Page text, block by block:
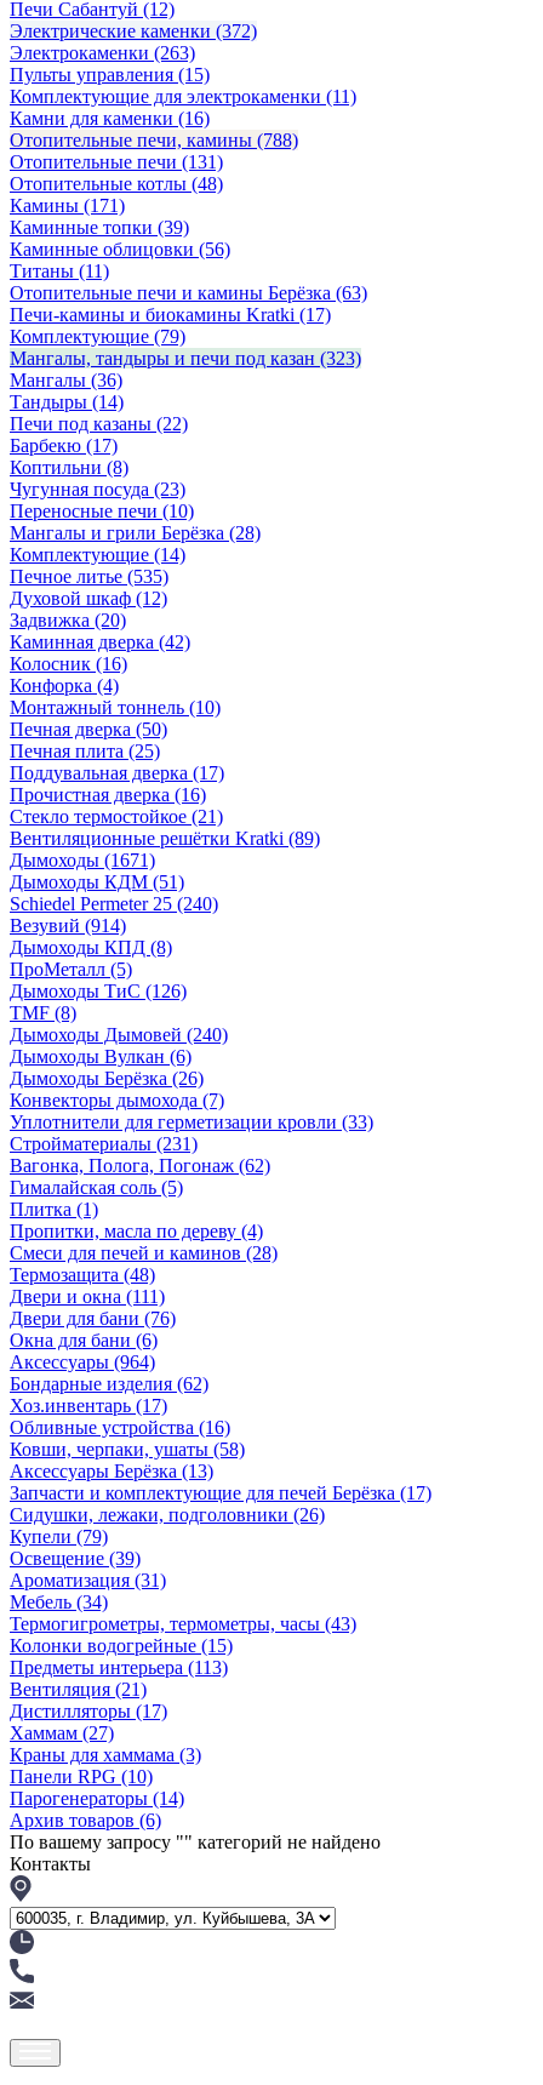
Печи Сабантуй (12)
Электрические каменки (372)
Электрокаменки (263)
Пульты управления (15)
Комплектующие для электрокаменки (11)
Камни для каменки (16)
Отопительные печи, камины (788)
Отопительные печи (131)
Отопительные котлы (48)
Камины (171)
Каминные топки (39)
Каминные облицовки (56)
Титаны (11)
Отопительные печи и камины Берёзка (63)
Печи-камины и биокамины Kratki (17)
Комплектующие (79)
Мангалы, тандыры и печи под казан (323)
Мангалы (36)
Тандыры (14)
Печи под казаны (22)
Барбекю (17)
Коптильни (8)
Чугунная посуда (23)
Переносные печи (10)
Мангалы и грили Берёзка (28)
Комплектующие (14)
Печное литье (535)
Духовой шкаф (12)
Задвижка (20)
Каминная дверка (42)
Колосник (16)
Конфорка (4)
Монтажный тоннель (10)
Печная дверка (50)
Печная плита (25)
Поддувальная дверка (17)
Прочистная дверка (16)
Стекло термостойкое (21)
Вентиляционные решётки Kratki (89)
Дымоходы (1671)
Дымоходы КДМ (51)
Schiedel Permeter 25 (240)
Везувий (914)
Дымоходы КПД (8)
ПроМеталл (5)
Дымоходы ТиС (126)
TMF (8)
Дымоходы Дымовей (240)
Дымоходы Вулкан (6)
Дымоходы Берёзка (26)
Конвекторы дымохода (7)
Уплотнители для герметизации кровли (33)
Стройматериалы (231)
Вагонка, Полога, Погонаж (62)
Гималайская соль (5)
Плитка (1)
Пропитки, масла по дереву (4)
Смеси для печей и каминов (28)
Термозащита (48)
Двери и окна (111)
Двери для бани (76)
Окна для бани (6)
Аксессуары (964)
Бондарные изделия (62)
Хоз.инвентарь (17)
Обливные устройства (16)
Ковши, черпаки, ушаты (58)
Аксессуары Берёзка (13)
Запчасти и комплектующие для печей Берёзка (17)
Сидушки, лежаки, подголовники (26)
Купели (79)
Освещение (39)
Ароматизация (31)
Мебель (34)
Термогигрометры, термометры, часы (43)
Колонки водогрейные (15)
Предметы интерьера (113)
Вентиляция (21)
Дистилляторы (17)
Хаммам (27)
Краны для хаммама (3)
Панели RPG (10)
Парогенераторы (14)
Архив товаров (6)
По вашему запросу "" категорий не найдено
Контакты